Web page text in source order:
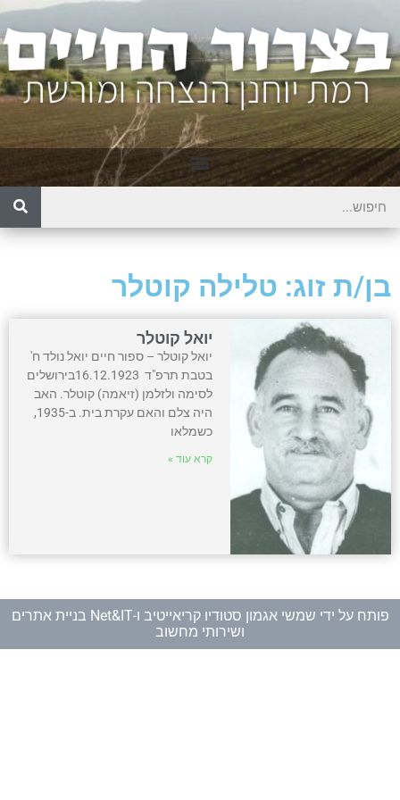
בן/ת זוג: טלילה קוטלר
יואל קוטלר
יואל קוטלר – ספור חיים יואל נולד ח'
בטבת תרפ"ד 16.12.1923בירושלים
לסימה ולזלמן (זיאמה) קוטלר. האב
היה צלם והאם עקרת בית. ב-1935,
כשמלאו
קרא עוד »
פותח על ידי שמשי אגמון סטודיו קריאייטיב ו-
Net&IT בניית אתרים
ושירותי מחשוב